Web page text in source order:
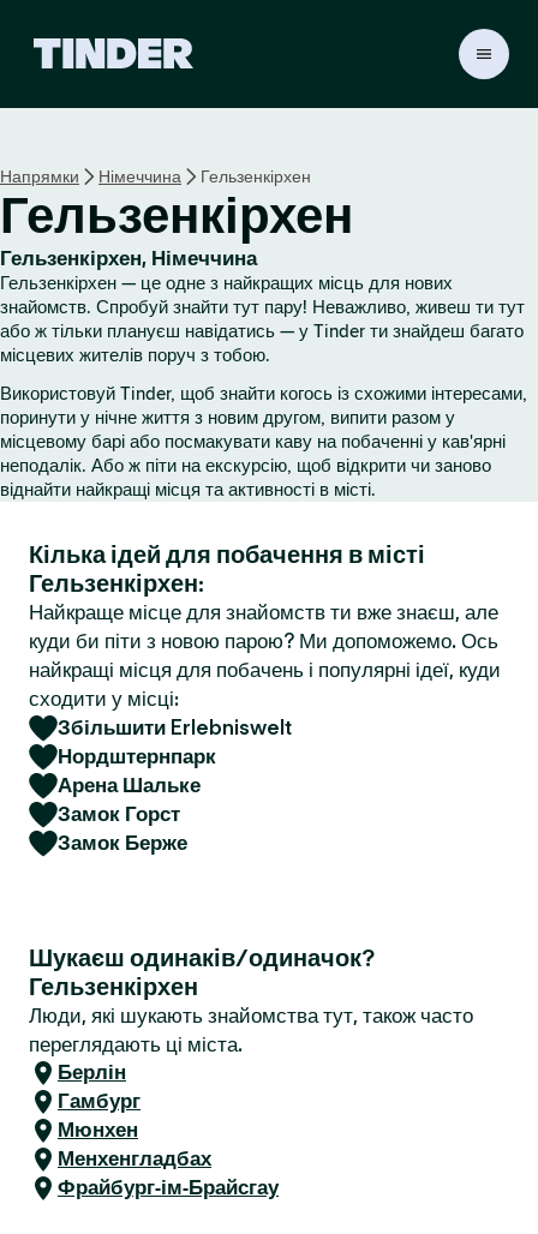
н
а
с
т
о
р
і
н
а
T
i
n
r
Напрямки Німеччина Гельзенкірхен
Гельзенкірхен
Гельзенкірхен, Німеччина
Гельзенкірхен — це одне з найкращих місць для нових
знайомств. Спробуй знайти тут пару! Неважливо, живеш ти тут
або ж тільки плануєш навідатись — у Tinder ти знайдеш багато
місцевих жителів поруч з тобою.
Використовуй Tinder, щоб знайти когось із схожими інтересами,
поринути у нічне життя з новим другом, випити разом у
місцевому барі або посмакувати каву на побаченні у кав'ярні
неподалік. Або ж піти на екскурсію, щоб відкрити чи заново
віднайти найкращі місця та активності в місті.
Кілька ідей для побачення в місті
Гельзенкірхен:
Найкраще місце для знайомств ти вже знаєш, але
куди би піти з новою парою? Ми допоможемо. Ось
найкращі місця для побачень і популярні ідеї, куди
сходити у місці:
Збільшити Erlebniswelt
Нордштернпарк
Арена Шальке
Замок Горст
Замок Берже
Шукаєш одинаків/одиначок?
Гельзенкірхен
Люди, які шукають знайомства тут, також часто
переглядають ці міста.
Берлін
Гамбург
Мюнхен
Менхенгладбах
Фрайбург-ім-Брайсгау